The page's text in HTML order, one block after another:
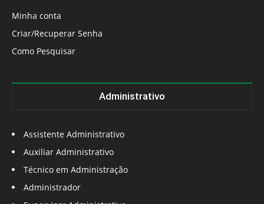
Minha conta
Criar/Recuperar Senha
Como Pesquisar
Administrativo
Assistente Administrativo
Auxiliar Administrativo
Técnico em Administração
Administrador